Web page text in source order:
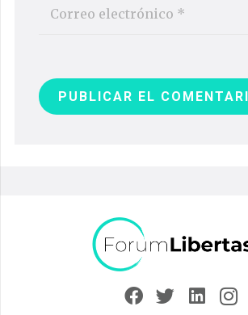
PUBLICAR EL